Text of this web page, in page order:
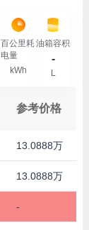
百公里耗
电量
kWh
油箱容积
-
L
参考价格
13.0888万
13.0888万
-